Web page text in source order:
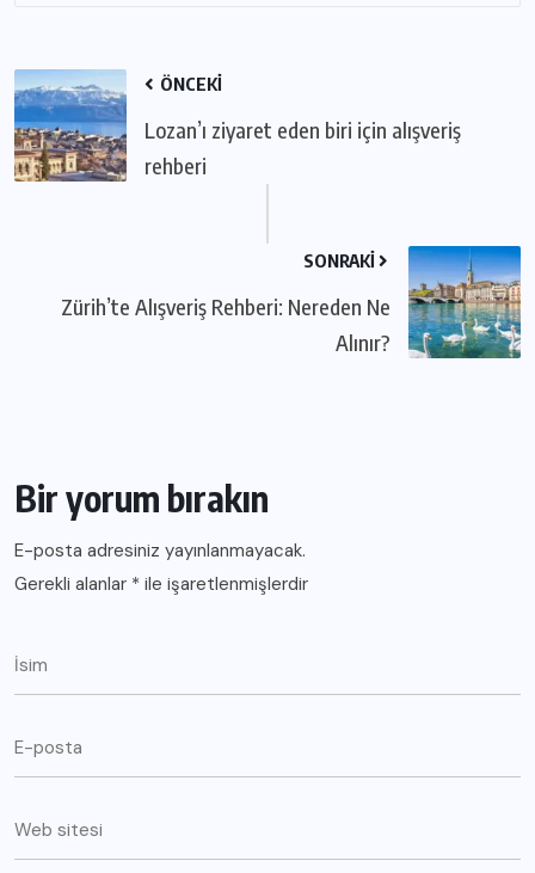
ÖNCEKI
Lozan’ı ziyaret eden biri için alışveriş
rehberi
SONRAKI
Zürih’te Alışveriş Rehberi: Nereden Ne
Alınır?
Bir yorum bırakın
E-posta adresiniz yayınlanmayacak.
Gerekli alanlar * ile işaretlenmişlerdir